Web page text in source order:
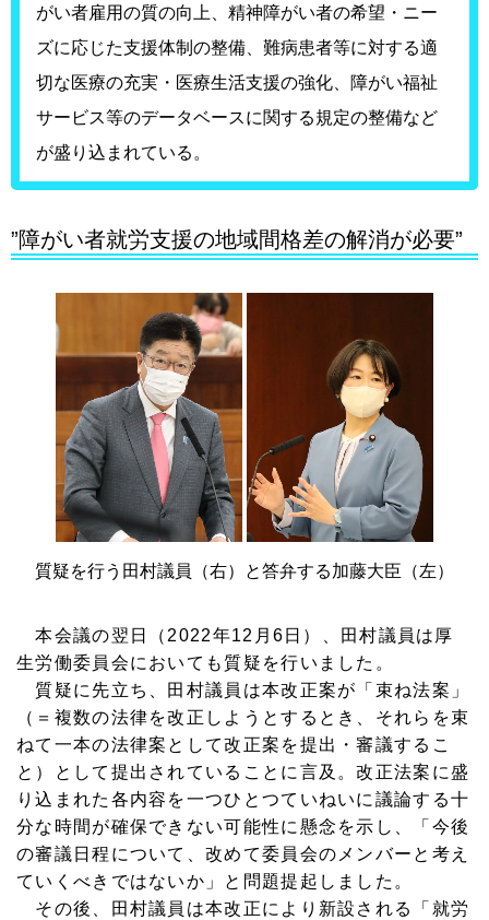
がい者雇用の質の向上、精神障がい者の希望・ニー
ズに応じた支援体制の整備、難病患者等に対する適
切な医療の充実・医療生活支援の強化、障がい福祉
サービス等のデータベースに関する規定の整備など
が盛り込まれている。
”障がい者就労支援の地域間格差の解消が必要”
質疑を行う田村議員（右）と答弁する加藤大臣（左）
本会議の翌日（2022年12月6日）、田村議員は厚
生労働委員会においても質疑を行いました。
質疑に先立ち、田村議員は本改正案が「束ね法案」
（＝複数の法律を改正しようとするとき、それらを束
ねて一本の法律案として改正案を提出・審議するこ
と）として提出されていることに言及。改正法案に盛
り込まれた各内容を一つひとつていねいに議論する十
分な時間が確保できない可能性に懸念を示し、「今後
の審議日程について、改めて委員会のメンバーと考え
ていくべきではないか」と問題提起しました。
その後、田村議員は本改正により新設される「就労